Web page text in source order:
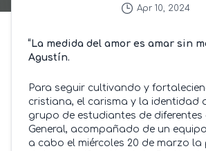
Apr 10, 2024
“La medida del amor es amar sin
Agustín.
Para seguir cultivando y
cristiana, el carisma y la identidad
grupo de estudiantes de diferentes
General, acompañado de un
a cabo el miércoles 20 de marzo la